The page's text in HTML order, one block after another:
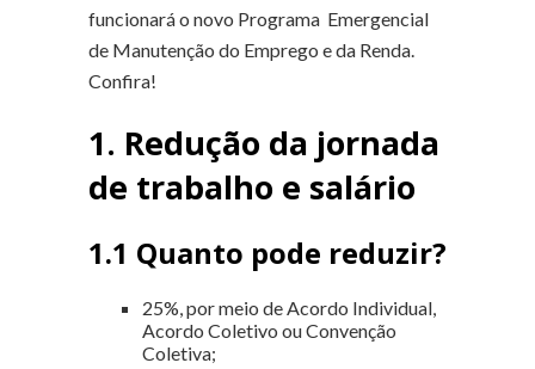
funcionará o novo Programa Emergencial
de Manutenção do Emprego e da Renda.
Confira!
1. Redução da jornada
de trabalho e salário
1.1 Quanto pode reduzir?
25%, por meio de Acordo Individual,
Acordo Coletivo ou Convenção
Coletiva;